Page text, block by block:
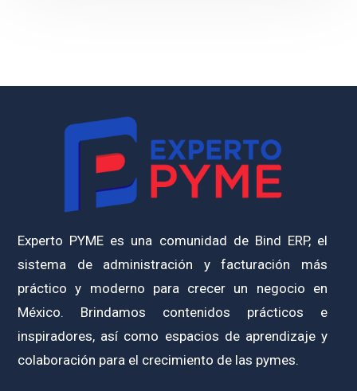
Experto PYME es una comunidad de Bind ERP, el
sistema de administración y facturación más
práctico y moderno para crecer un negocio en
México. Brindamos contenidos prácticos e
inspiradores, así como espacios de aprendizaje y
colaboración para el crecimiento de las pymes.